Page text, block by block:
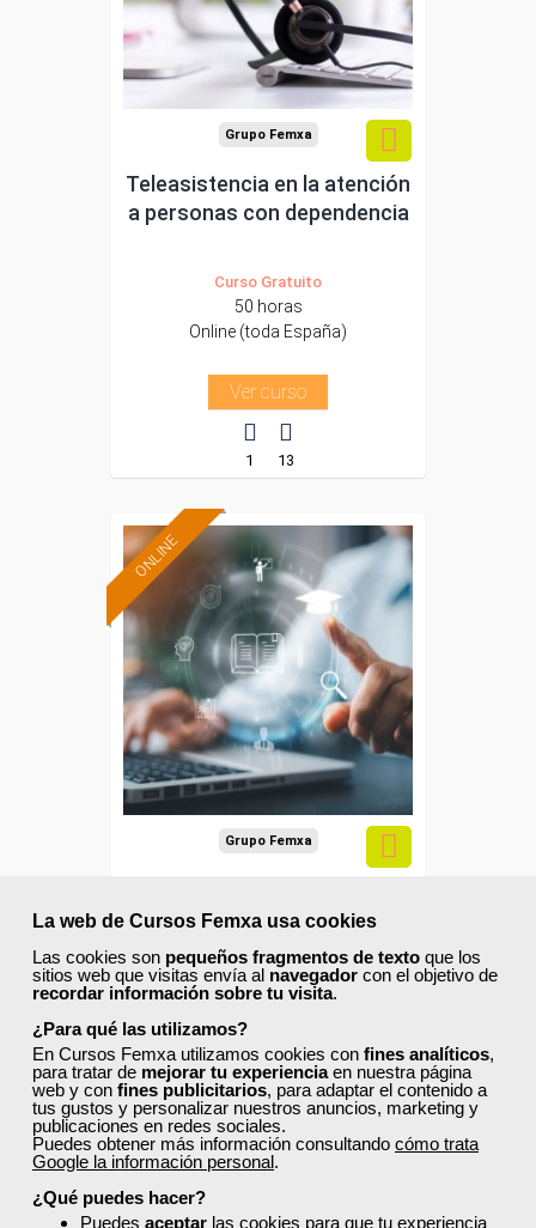
La web de Cursos Femxa usa cookies
Las cookies son pequeños fragmentos de texto que los
sitios web que visitas envía al navegador con el objetivo de
recordar información sobre tu visita.
¿Para qué las utilizamos?
En Cursos Femxa utilizamos cookies con fines analíticos,
para tratar de mejorar tu experienciaen nuestra página
web y con fines publicitarios, para adaptar el contenido a
tus gustos y personalizar nuestros anuncios, marketing y
publicaciones en redes sociales.
Puedes obtener más información consultando cómo trata
Google la información personal.
¿Qué puedes hacer?
Puedes aceptar las cookies para que tu experiencia
Sector
-Sanidad.
Grupo Femxa
Teleasistencia en la atención
a personas con dependencia
Curso Gratuito
50 horas
Online (toda España)
Ver curso
1 13
ONLINE
Formación 100%
subvencionada.
Para desempleados,
trabajadores y
autónomos.
Sector
-Educación.
Grupo Femxa
learning
Curso Gratuito
Online (toda España)
Ver curso
0